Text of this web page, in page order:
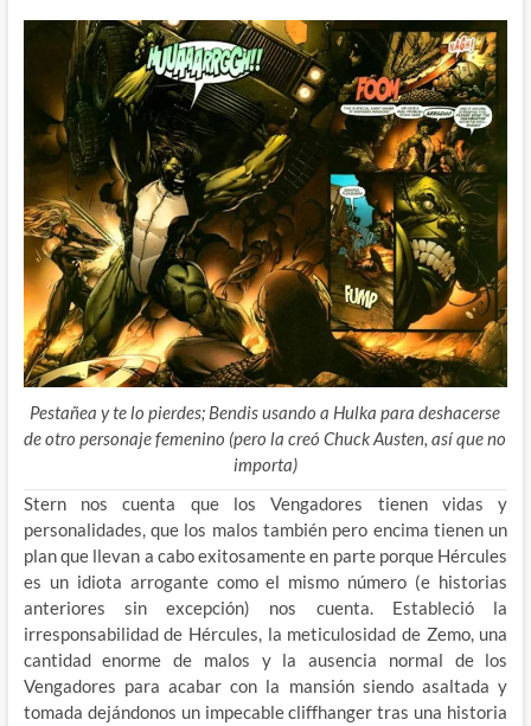
Pestañea y te lo pierdes; Bendis usando a Hulka para deshacerse
de otro personaje femenino (pero la creó Chuck Austen, así que no
importa)
Stern nos cuenta que los Vengadores tienen vidas y
personalidades, que los malos también pero encima tienen un
plan que llevan a cabo exitosamente en parte porque Hércules
es un idiota arrogante como el mismo número (e historias
anteriores sin excepción) nos cuenta. Estableció la
irresponsabilidad de Hércules, la meticulosidad de Zemo, una
cantidad enorme de malos y la ausencia normal de los
Vengadores para acabar con la mansión siendo asaltada y
tomada dejándonos un impecable cliffhanger tras una historia